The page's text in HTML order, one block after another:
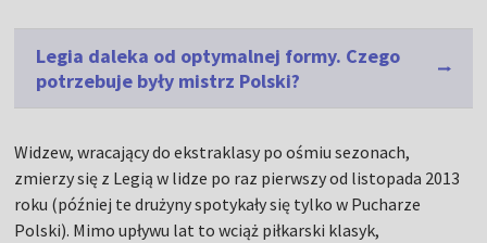
Legia daleka od optymalnej formy. Czego
potrzebuje były mistrz Polski?
Widzew, wracający do ekstraklasy po ośmiu sezonach,
zmierzy się z Legią w lidze po raz pierwszy od listopada 2013
roku (później te drużyny spotykały się tylko w Pucharze
Polski). Mimo upływu lat to wciąż piłkarski klasyk,